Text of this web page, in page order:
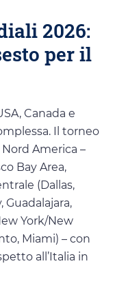
2026:
per il
Canada e
Il torneo
America –
Bay Area,
(Dallas,
Guadalajara,
York/New
Miami) – con
all’Italia in